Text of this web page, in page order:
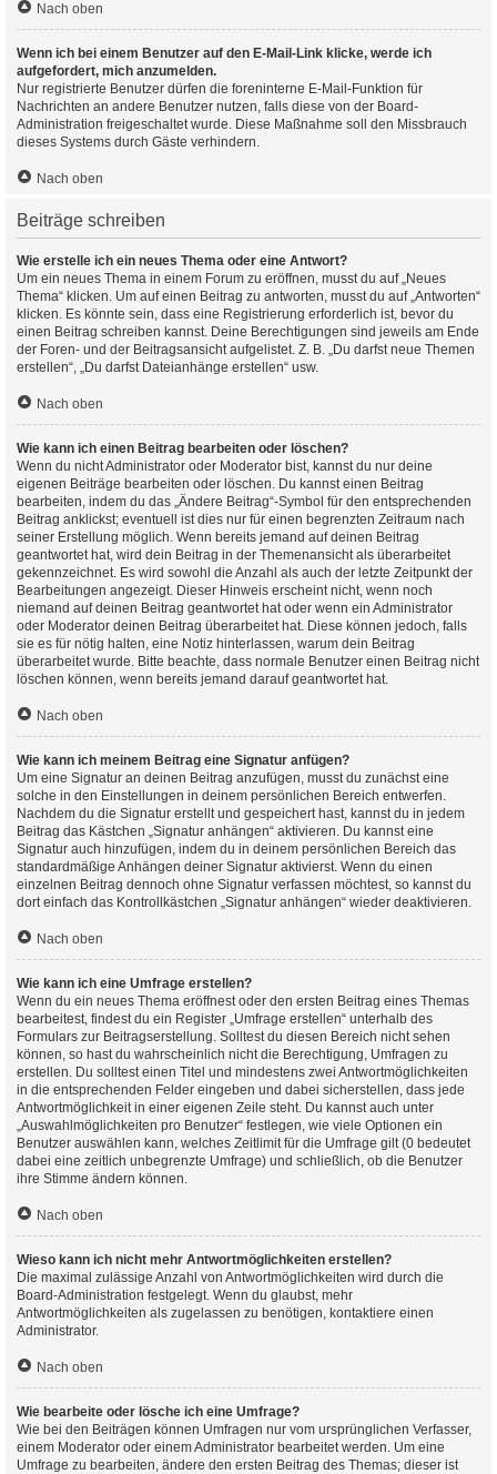
Nach oben
Wenn ich bei einem Benutzer auf den E-Mail-Link klicke, werde ich
aufgefordert, mich anzumelden.
Nur registrierte Benutzer dürfen die foreninterne E-Mail-Funktion für
Nachrichten an andere Benutzer nutzen, falls diese von der Board-
Administration freigeschaltet wurde. Diese Maßnahme soll den Missbrauch
dieses Systems durch Gäste verhindern.
Nach oben
Beiträge schreiben
Wie erstelle ich ein neues Thema oder eine Antwort?
Um ein neues Thema in einem Forum zu eröffnen, musst du auf „Neues
Thema“ klicken. Um auf einen Beitrag zu antworten, musst du auf „Antworten“
klicken. Es könnte sein, dass eine Registrierung erforderlich ist, bevor du
einen Beitrag schreiben kannst. Deine Berechtigungen sind jeweils am Ende
der Foren- und der Beitragsansicht aufgelistet. Z. B. „Du darfst neue Themen
erstellen“, „Du darfst Dateianhänge erstellen“ usw.
Nach oben
Wie kann ich einen Beitrag bearbeiten oder löschen?
Wenn du nicht Administrator oder Moderator bist, kannst du nur deine
eigenen Beiträge bearbeiten oder löschen. Du kannst einen Beitrag
bearbeiten, indem du das „Ändere Beitrag“-Symbol für den entsprechenden
Beitrag anklickst; eventuell ist dies nur für einen begrenzten Zeitraum nach
seiner Erstellung möglich. Wenn bereits jemand auf deinen Beitrag
geantwortet hat, wird dein Beitrag in der Themenansicht als überarbeitet
gekennzeichnet. Es wird sowohl die Anzahl als auch der letzte Zeitpunkt der
Bearbeitungen angezeigt. Dieser Hinweis erscheint nicht, wenn noch
niemand auf deinen Beitrag geantwortet hat oder wenn ein Administrator
oder Moderator deinen Beitrag überarbeitet hat. Diese können jedoch, falls
sie es für nötig halten, eine Notiz hinterlassen, warum dein Beitrag
überarbeitet wurde. Bitte beachte, dass normale Benutzer einen Beitrag nicht
löschen können, wenn bereits jemand darauf geantwortet hat.
Nach oben
Wie kann ich meinem Beitrag eine Signatur anfügen?
Um eine Signatur an deinen Beitrag anzufügen, musst du zunächst eine
solche in den Einstellungen in deinem persönlichen Bereich entwerfen.
Nachdem du die Signatur erstellt und gespeichert hast, kannst du in jedem
Beitrag das Kästchen „Signatur anhängen“ aktivieren. Du kannst eine
Signatur auch hinzufügen, indem du in deinem persönlichen Bereich das
standardmäßige Anhängen deiner Signatur aktivierst. Wenn du einen
einzelnen Beitrag dennoch ohne Signatur verfassen möchtest, so kannst du
dort einfach das Kontrollkästchen „Signatur anhängen“ wieder deaktivieren.
Nach oben
Wie kann ich eine Umfrage erstellen?
Wenn du ein neues Thema eröffnest oder den ersten Beitrag eines Themas
bearbeitest, findest du ein Register „Umfrage erstellen“ unterhalb des
Formulars zur Beitragserstellung. Solltest du diesen Bereich nicht sehen
können, so hast du wahrscheinlich nicht die Berechtigung, Umfragen zu
erstellen. Du solltest einen Titel und mindestens zwei Antwortmöglichkeiten
in die entsprechenden Felder eingeben und dabei sicherstellen, dass jede
Antwortmöglichkeit in einer eigenen Zeile steht. Du kannst auch unter
„Auswahlmöglichkeiten pro Benutzer“ festlegen, wie viele Optionen ein
Benutzer auswählen kann, welches Zeitlimit für die Umfrage gilt (0 bedeutet
dabei eine zeitlich unbegrenzte Umfrage) und schließlich, ob die Benutzer
ihre Stimme ändern können.
Nach oben
Wieso kann ich nicht mehr Antwortmöglichkeiten erstellen?
Die maximal zulässige Anzahl von Antwortmöglichkeiten wird durch die
Board-Administration festgelegt. Wenn du glaubst, mehr
Antwortmöglichkeiten als zugelassen zu benötigen, kontaktiere einen
Administrator.
Nach oben
Wie bearbeite oder lösche ich eine Umfrage?
Wie bei den Beiträgen können Umfragen nur vom ursprünglichen Verfasser,
einem Moderator oder einem Administrator bearbeitet werden. Um eine
Umfrage zu bearbeiten, ändere den ersten Beitrag des Themas; dieser ist